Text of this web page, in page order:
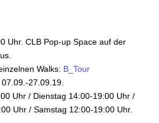
Uhr. CLB Pop-up Space auf der
Walks: B_Tour
07.09.-27.09.19.
Uhr / Dienstag 14:00-19:00 Uhr /
Uhr / Samstag 12:00-19:00 Uhr.